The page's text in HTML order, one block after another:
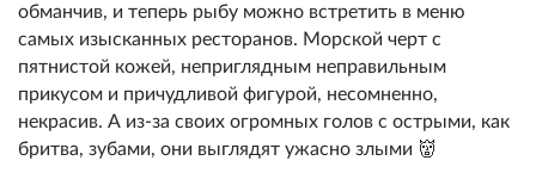
обманчив, и теперь рыбу можно встретить в меню
самых изысканных ресторанов. Морской черт с
пятнистой кожей, неприглядным неправильным
прикусом и причудливой фигурой, несомненно,
некрасив. А из-за своих огромных голов с острыми, как
бритва, зубами, они выглядят ужасно злыми 👹